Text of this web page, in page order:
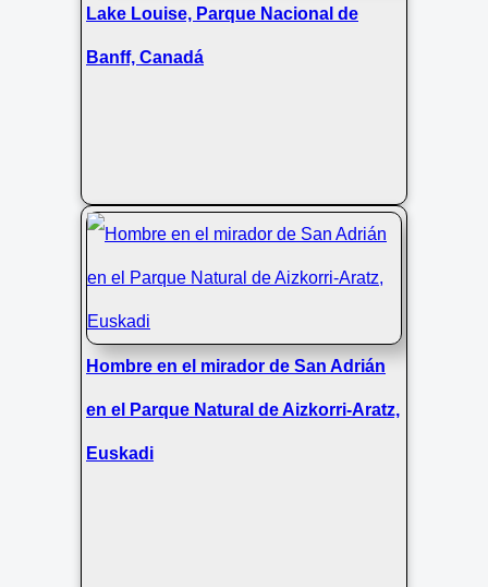
Lake Louise, Parque Nacional de
Banff, Canadá
Hombre en el mirador de San Adrián
en el Parque Natural de Aizkorri-Aratz,
Euskadi